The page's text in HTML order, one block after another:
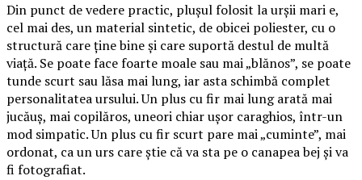
Din punct de vedere practic, plușul folosit la urșii mari e,
cel mai des, un material sintetic, de obicei poliester, cu o
structură care ține bine și care suportă destul de multă
viață. Se poate face foarte moale sau mai „blănos”, se poate
tunde scurt sau lăsa mai lung, iar asta schimbă complet
personalitatea ursului. Un plus cu fir mai lung arată mai
jucăuș, mai copilăros, uneori chiar ușor caraghios, într-un
mod simpatic. Un plus cu fir scurt pare mai „cuminte”, mai
ordonat, ca un urs care știe că va sta pe o canapea bej și va
fi fotografiat.